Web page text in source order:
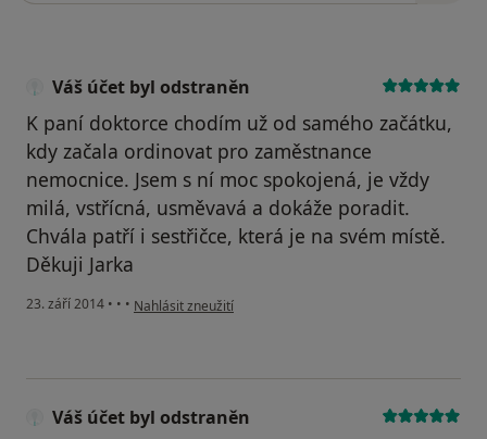
Váš účet byl odstraněn
K paní doktorce chodím už od samého začátku,
kdy začala ordinovat pro zaměstnance
nemocnice. Jsem s ní moc spokojená, je vždy
milá, vstřícná, usměvavá a dokáže poradit.
Chvála patří i sestřičce, která je na svém místě.
Děkuji Jarka
23. září 2014 • • • podle názoru uživatele Váš účet byl odstraněn
Nahlásit zneužití
Váš účet byl odstraněn